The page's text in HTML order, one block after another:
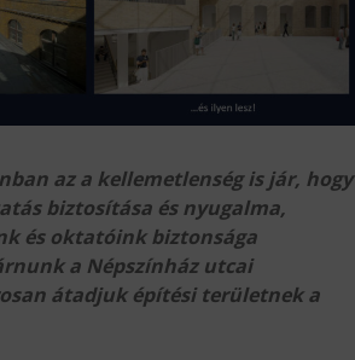
az a kellemetlenség is jár, hogy
biztosítása és nyugalma,
és oktatóink biztonsága
a Népszínház utcai
átadjuk építési területnek a